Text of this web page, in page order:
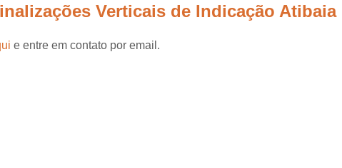
Pintura Sinalização Tipo
Placa de Sinalização de Segurança
Placas de
Placas de Sinalização
Placas de
Placas de
Placas de
Verticais de Indicação Atibaia
e entre em contato por email.